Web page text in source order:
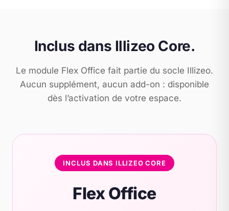
Inclus dans Illizeo Core.
Le module Flex Office fait partie du socle Illizeo.
Aucun supplément, aucun add-on : disponible
dès l’activation de votre espace.
INCLUS DANS ILLIZEO CORE
Flex Office